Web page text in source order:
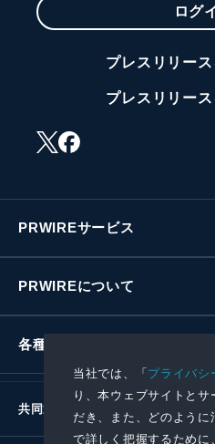
当社では、「プライバシ
り、本ウェブサイトと
だき、また、どのように
で詳しく把握するために
ログ
プレスリリー
プレスリリー
PRWIREサービス
PRWIREについて
各種お問い合わせ
共同通信社グループ